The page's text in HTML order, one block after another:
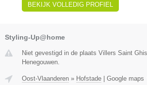
BEKIJK VOLLEDIG PROFIEL
Styling-Up@home
Niet gevestigd in de plaats Villers Saint
Henegouwen.
Oost-Vlaanderen » Hofstade | Google maps